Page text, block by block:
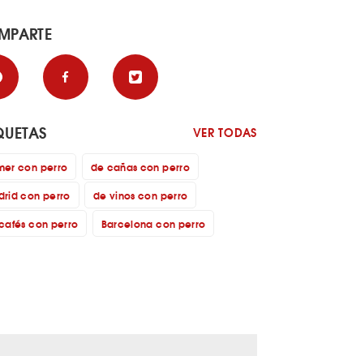
VER TODAS
con perro
de cañas con perro
con perro
de vinos con perro
con perro
Barcelona con perro